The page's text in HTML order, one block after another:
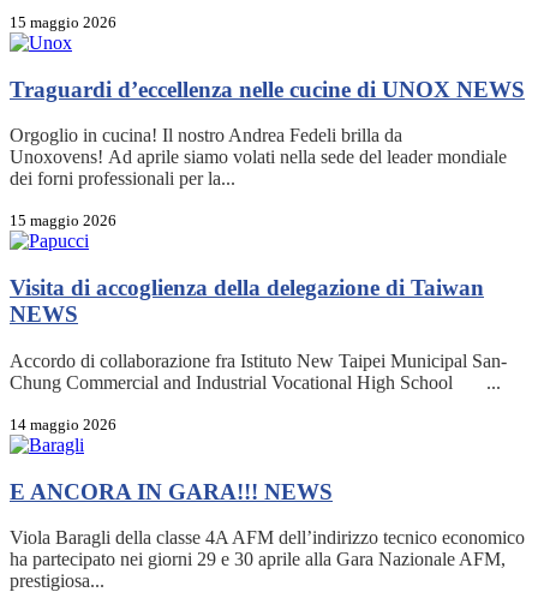
15 maggio 2026
Traguardi d’eccellenza nelle cucine di UNOX NEWS
Orgoglio in cucina! Il nostro Andrea Fedeli brilla da
Unoxovens! Ad aprile siamo volati nella sede del leader mondiale
dei forni professionali per la...
15 maggio 2026
Visita di accoglienza della delegazione di Taiwan
NEWS
Accordo di collaborazione fra Istituto New Taipei Municipal San-
Chung Commercial and Industrial Vocational High School ...
14 maggio 2026
E ANCORA IN GARA!!! NEWS
Viola Baragli della classe 4A AFM dell’indirizzo tecnico economico
ha partecipato nei giorni 29 e 30 aprile alla Gara Nazionale AFM,
prestigiosa...